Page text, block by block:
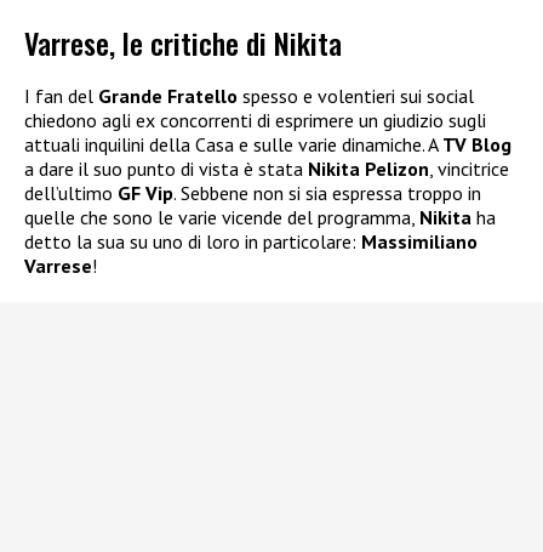
Varrese, le critiche di Nikita
I fan del Grande Fratello spesso e volentieri sui social
chiedono agli ex concorrenti di esprimere un giudizio sugli
attuali inquilini della Casa e sulle varie dinamiche. A TV Blog
a dare il suo punto di vista è stata Nikita Pelizon , vincitrice
dell’ultimo GF Vip. Sebbene non si sia espressa troppo in
quelle che sono le varie vicende del programma, Nikita ha
detto la sua su uno di loro in particolare: Massimiliano
Varrese!